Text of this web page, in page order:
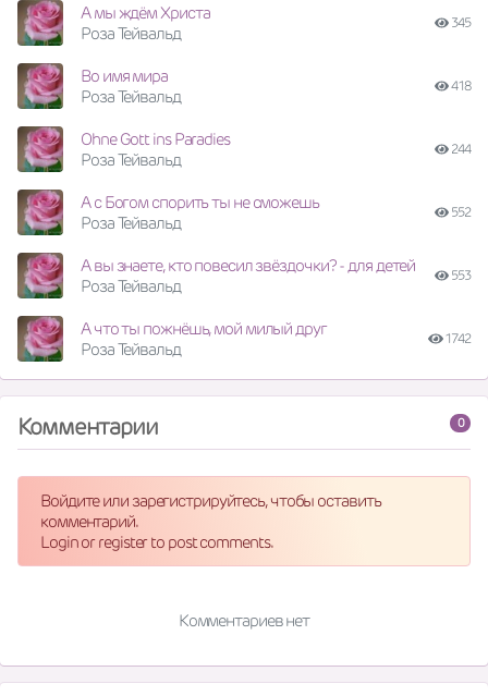
А мы ждём Христа
Роза Тейвальд
345
Во имя мира
Роза Тейвальд
418
Ohne Gott ins Paradies
Роза Тейвальд
244
А с Богом спорить ты не сможешь
Роза Тейвальд
552
А вы знаете, кто повесил звёздочки? - для детей
Роза Тейвальд
553
А что ты пожнёшь, мой милый друг
Роза Тейвальд
1742
0
Комментарии
Войдите или зарегистрируйтесь, чтобы оставить
комментарий.
Login or register to post comments.
Комментариев нет